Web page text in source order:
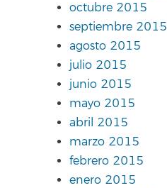
octubre 2015
septiembre 2015
agosto 2015
julio 2015
junio 2015
mayo 2015
abril 2015
marzo 2015
febrero 2015
enero 2015